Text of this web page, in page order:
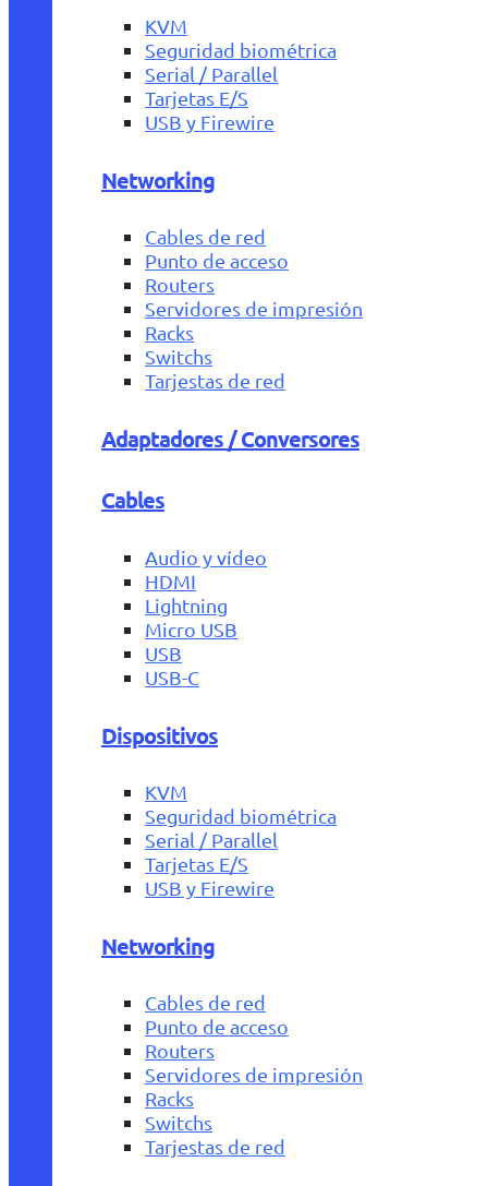
KVM
Seguridad biométrica
Serial / Parallel
Tarjetas E/S
USB y Firewire
Networking
Cables de red
Punto de acceso
Routers
Servidores de impresión
Racks
Switchs
Tarjestas de red
Adaptadores / Conversores
Cables
Audio y vídeo
HDMI
Lightning
Micro USB
USB
USB-C
Dispositivos
KVM
Seguridad biométrica
Serial / Parallel
Tarjetas E/S
USB y Firewire
Networking
Cables de red
Punto de acceso
Routers
Servidores de impresión
Racks
Switchs
Tarjestas de red